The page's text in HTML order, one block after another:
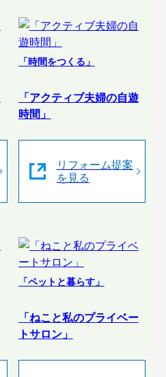
「時間をつくる」
「アクティブ夫婦の自遊
時間」
リフォーム提案
を見る
「ペットと暮らす」
「ねこと私のプライベー
トサロン」